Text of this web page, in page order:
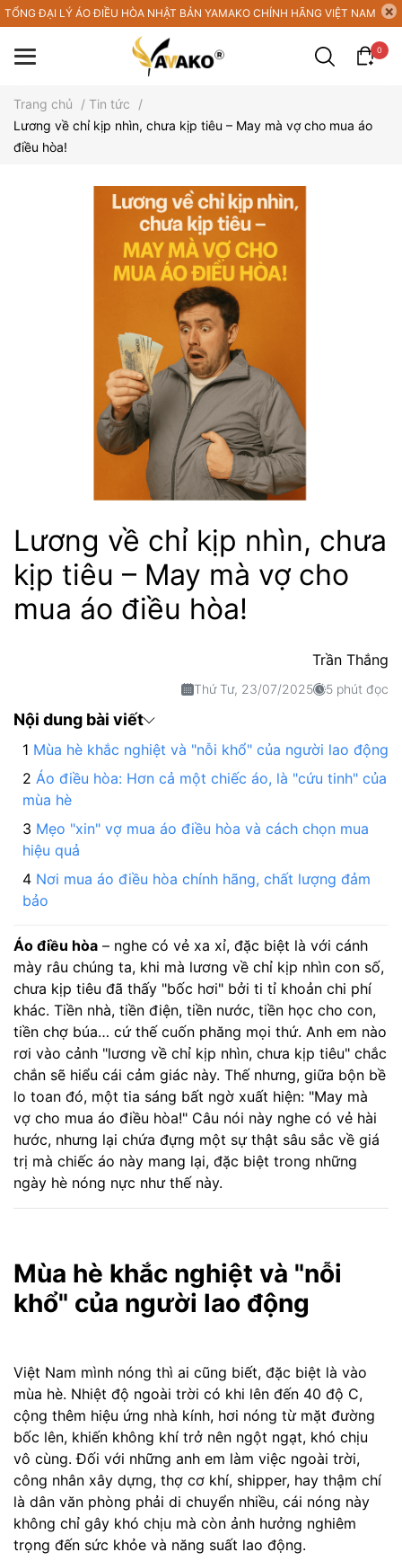
TỔNG ĐẠI LÝ ÁO ĐIỀU HÒA NHẬT BẢN YAMAKO CHÍNH HÃNG VIỆT NAM
0
Trang chủ / Tin tức
/
Lương về chỉ kịp nhìn, chưa kịp tiêu – May mà vợ cho mua áo
điều hòa!
Lương về chỉ kịp nhìn, chưa
kịp tiêu – May mà vợ cho
mua áo điều hòa!
Trần Thắng
Thứ Tư, 23/07/2025 5 phút đọc
Nội dung bài viết
Mùa hè khắc nghiệt và "nỗi khổ" của người lao động
Áo điều hòa: Hơn cả một chiếc áo, là "cứu tinh" của
mùa hè
Mẹo "xin" vợ mua áo điều hòa và cách chọn mua
hiệu quả
Nơi mua áo điều hòa chính hãng, chất lượng đảm
bảo
Áo điều hòa – nghe có vẻ xa xỉ, đặc biệt là với cánh
mày râu chúng ta, khi mà lương về chỉ kịp nhìn con số,
chưa kịp tiêu đã thấy "bốc hơi" bởi ti tỉ khoản chi phí
khác. Tiền nhà, tiền điện, tiền nước, tiền học cho con,
tiền chợ búa… cứ thế cuốn phăng mọi thứ. Anh em nào
rơi vào cảnh "lương về chỉ kịp nhìn, chưa kịp tiêu" chắc
chắn sẽ hiểu cái cảm giác này. Thế nhưng, giữa bộn bề
lo toan đó, một tia sáng bất ngờ xuất hiện: "May mà
vợ cho mua áo điều hòa!" Câu nói này nghe có vẻ hài
hước, nhưng lại chứa đựng một sự thật sâu sắc về giá
trị mà chiếc áo này mang lại, đặc biệt trong những
ngày hè nóng nực như thế này.
Mùa hè khắc nghiệt và "nỗi
khổ" của người lao động
Việt Nam mình nóng thì ai cũng biết, đặc biệt là vào
mùa hè. Nhiệt độ ngoài trời có khi lên đến 40 độ C,
cộng thêm hiệu ứng nhà kính, hơi nóng từ mặt đường
bốc lên, khiến không khí trở nên ngột ngạt, khó chịu
vô cùng. Đối với những anh em làm việc ngoài trời,
công nhân xây dựng, thợ cơ khí, shipper, hay thậm chí
là dân văn phòng phải di chuyển nhiều, cái nóng này
không chỉ gây khó chịu mà còn ảnh hưởng nghiêm
trọng đến sức khỏe và năng suất lao động.